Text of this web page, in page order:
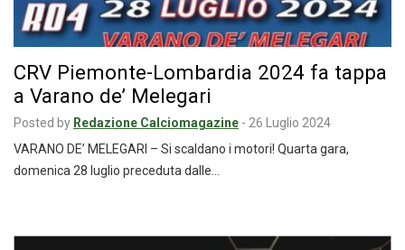
CRV Piemonte-Lombardia 2024 fa tappa
a Varano de’ Melegari
Posted by Redazione Calciomagazine - 26 Luglio 2024
VARANO DE’ MELEGARI – Si scaldano i motori! Quarta gara,
domenica 28 luglio preceduta dalle…